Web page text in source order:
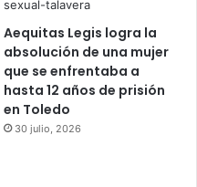
Aequitas Legis logra la
absolución de una mujer
que se enfrentaba a
hasta 12 años de prisión
en Toledo
30 julio, 2026